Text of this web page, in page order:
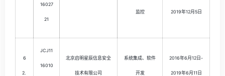
16027
21
监控 2019年12月5日
6
2.
JCJ11
16010
北京启明星辰信息安全
技术有限公司
系统集成、软件
开发
2016年6月12日-
2019年6月11日